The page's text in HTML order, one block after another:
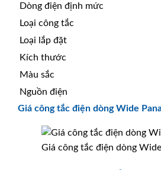
Dòng điện định mức
Loại công tắc
Loại lắp đặt
Kích thước
Màu sắc
Nguồn điện
Giá công tắc điện dòng Wide
Giá công tắc điện dòng